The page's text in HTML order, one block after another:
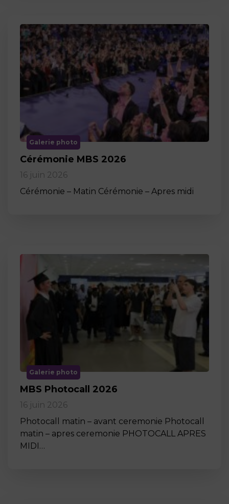
Galerie photo
Cérémonie MBS 2026
16 juin 2026
Cérémonie – Matin Cérémonie – Apres midi
Galerie photo
MBS Photocall 2026
16 juin 2026
Photocall matin – avant ceremonie Photocall
matin – apres ceremonie PHOTOCALL APRES
MIDI…